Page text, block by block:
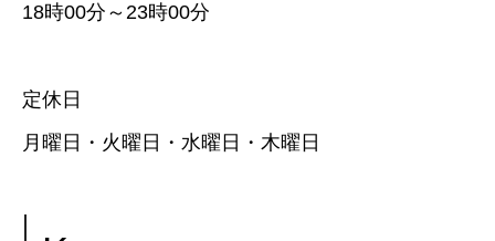
18時00分～23時00分
定休日
月曜日・火曜日・水曜日・木曜日